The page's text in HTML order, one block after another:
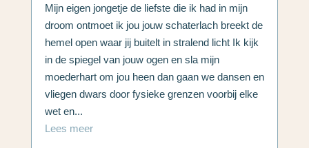
Mijn eigen jongetje de liefste die ik had in mijn
droom ontmoet ik jou jouw schaterlach breekt de
hemel open waar jij buitelt in stralend licht Ik kijk
in de spiegel van jouw ogen en sla mijn
moederhart om jou heen dan gaan we dansen en
vliegen dwars door fysieke grenzen voorbij elke
wet en...
Lees meer